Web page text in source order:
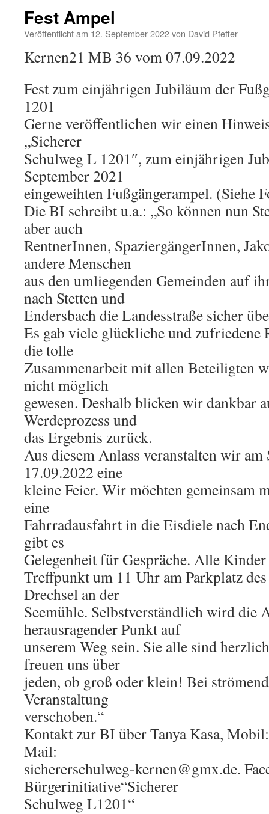
Fest Ampel
Veröffentlicht am 12. September 2022von David Pfeffer
Kernen21 MB 36 vom 07.09.2022
Fest zum einjährigen Jubiläum der
1201
Gerne veröffentlichen wir einen
„Sicherer
Schulweg L 1201″, zum einjährigen
September 2021
eingeweihten Fußgängerampel. (Siehe
Die BI schreibt u.a.: „So können nun
aber auch
RentnerInnen, SpaziergängerInnen,
andere Menschen
aus den umliegenden Gemeinden auf
nach Stetten und
Endersbach die Landesstraße sicher
Es gab viele glückliche und zufriedene
die tolle
Zusammenarbeit mit allen Beteiligten
nicht möglich
gewesen. Deshalb blicken wir dankbar
Werdeprozess und
das Ergebnis zurück.
Aus diesem Anlass veranstalten wir am
17.09.2022 eine
kleine Feier. Wir möchten gemeinsam
eine
Fahrradausfahrt in die Eisdiele nach
gibt es
Gelegenheit für Gespräche. Alle
Treffpunkt um 11 Uhr am Parkplatz
Drechsel an der
Seemühle. Selbstverständlich wird die
herausragender Punkt auf
unserem Weg sein. Sie alle sind
freuen uns über
jeden, ob groß oder klein! Bei
Veranstaltung
verschoben.“
Kontakt zur BI über Tanya Kasa,
Mail:
sichererschulweg-kernen@gmx.de.
Bürgerinitiative“Sicherer
Schulweg L1201“